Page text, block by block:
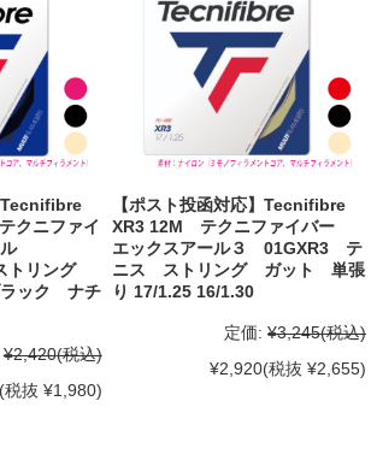
Tecnifibre
クニファイ
ル
トリング
ック ナチ
¥2,420(税込)
(税抜 ¥1,980)
【ポスト投函対応】Tecnifibre
XR3 12M テクニファイバー
エックスアール３ 01GXR3 テ
ニス ストリング ガット 単張
り 17/1.25 16/1.30
定価: ¥3,245(税込)
¥2,920(税抜 ¥2,655)